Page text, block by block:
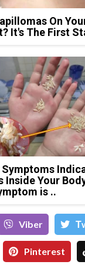
On
It's The First
Symptoms
Inside Your
is ..
Viber
Pinterest